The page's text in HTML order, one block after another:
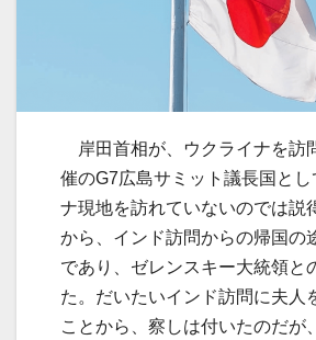
岸田首相が、ウクライナを訪
催のG7広島サミット議長国とし
ナ現地を訪れていないのでは説
から、インド訪問からの帰国の
であり、ゼレンスキー大統領と
た。だいたいインド訪問に夫人
ことから、察しは付いたのだが